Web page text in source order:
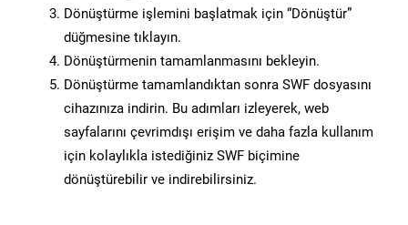
Dönüştürme işlemini başlatmak için “Dönüştür”
düğmesine tıklayın.
Dönüştürmenin tamamlanmasını bekleyin.
Dönüştürme tamamlandıktan sonra SWF dosyasını
cihazınıza indirin. Bu adımları izleyerek, web
sayfalarını çevrimdışı erişim ve daha fazla kullanım
için kolaylıkla istediğiniz SWF biçimine
dönüştürebilir ve indirebilirsiniz.